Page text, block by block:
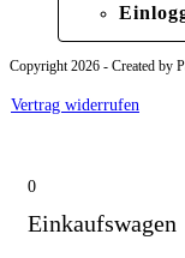
Copyright 2026 - Created by
Vertrag widerrufen
0
Einkaufswagen